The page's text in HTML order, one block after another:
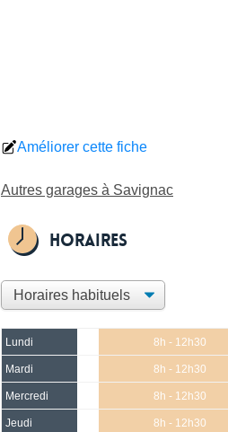
Améliorer cette fiche
Autres garages à Savignac
Horaires
Lundi 8h - 12h30
Mardi 8h - 12h30
Mercredi 8h - 12h30
Jeudi 8h - 12h30